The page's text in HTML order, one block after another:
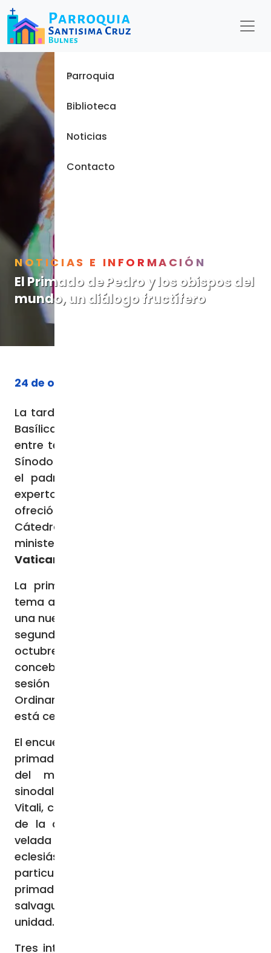
NOTICIAS E INFORMACIÓN
El Primado de Pedro y los obispos del
mundo, un diálogo fructífero
24 de octubre de 2023
La tarde del 20 de octubre tuvo lugar en la
Basílica Vaticana el segundo encuentro
entre teólogos organizado en el marco del
Sínodo sobre la sinodalidad. Moderado por
el padre Darío Vitali, coordinador de los
expertos teólogos de la asamblea sinodal,
ofreció reflexiones sobre el primado de la
Cátedra de Pedro y el ejercicio del
ministerio petrino en una Iglesia sinodal
Vatican News
La primacía de la Cátedra de Pedro, un
tema antiguo que necesita ser releído bajo
una nueva luz. Este fue el tema central de la
segunda de las dos veladas del 20 de
octubre en la Basílica de San Pedro,
concebidas en el marco de la primera
sesión de la XVI Asamblea General
Ordinaria del Sínodo de los Obispos, que se
está celebrando en la Ciudad del Vaticano.
El encuentro, sobre el tema «Sin perjuicio del
primado de la Cátedra de Pedro: el ejercicio
del ministerio petrino en una Iglesia
sinodal», fue moderado por el padre Darío
Vitali, coordinador de los expertos teólogos
de la asamblea sinodal, que introdujo la
velada explicando que en la comunión
eclesiástica existen legítimamente Iglesias
particulares, pero, eso sí, «sin perjuicio del
primado de la Cátedra de Pedro», que
salvaguarda la diversidad al servicio de la
unidad.
Tres intervenciones, ofrecidas como
Menu
Inicio
Parroquia
Biblioteca
Noticias
Contacto